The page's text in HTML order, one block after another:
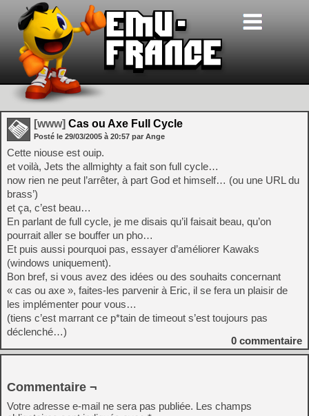
[www] Cas ou Axe Full Cycle
Posté le 29/03/2005 à 20:57 par Ange
Cette niouse est ouip.
et voilà, Jets the allmighty a fait son full cycle…
now rien ne peut l’arrêter, à part God et himself… (ou une URL du
brass’)
et ça, c’est beau…
En parlant de full cycle, je me disais qu’il faisait beau, qu’on
pourrait aller se bouffer un pho…
Et puis aussi pourquoi pas, essayer d’améliorer Kawaks
(windows uniquement).
Bon bref, si vous avez des idées ou des souhaits concernant
« cas ou axe », faites-les parvenir à Eric, il se fera un plaisir de
les implémenter pour vous…
(tiens c’est marrant ce p*tain de timeout s’est toujours pas
déclenché…)
0 commentaire
Commentaire ¬
Votre adresse e-mail ne sera pas publiée. Les champs